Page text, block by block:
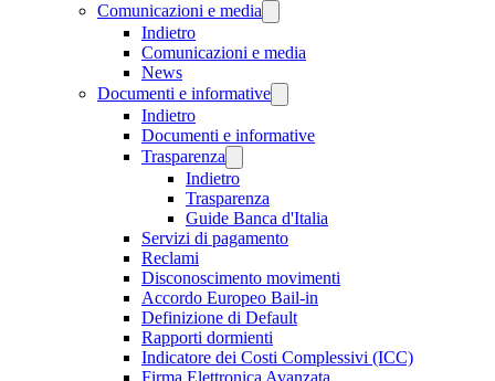
Comunicazioni e media
Indietro
Comunicazioni e media
News
Documenti e informative
Indietro
Documenti e informative
Trasparenza
Indietro
Trasparenza
Guide Banca d'Italia
Servizi di pagamento
Reclami
Disconoscimento movimenti
Accordo Europeo Bail-in
Definizione di Default
Rapporti dormienti
Indicatore dei Costi Complessivi (ICC)
Firma Elettronica Avanzata